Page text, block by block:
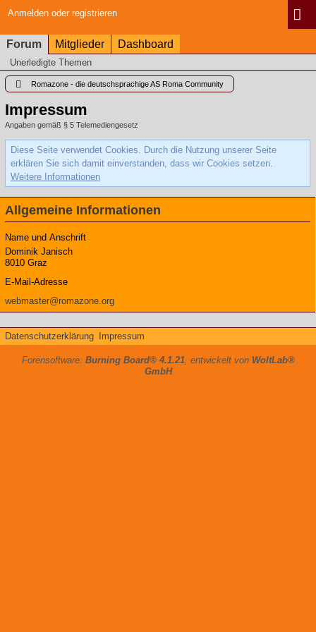
Anmelden oder registrieren
Forum Mitglieder Dashboard
Unerledigte Themen
Romazone - die deutschsprachige AS Roma Community
Impressum
Angaben gemäß § 5 Telemediengesetz
Diese Seite verwendet Cookies. Durch die Nutzung unserer Seite
erklären Sie sich damit einverstanden, dass wir Cookies setzen.
Weitere Informationen
Allgemeine Informationen
Name und Anschrift
Dominik Janisch
8010 Graz
E-Mail-Adresse
webmaster@romazone.org
Datenschutzerklärung Impressum
Forensoftware: Burning Board® 4.1.21, entwickelt von WoltLab®
GmbH